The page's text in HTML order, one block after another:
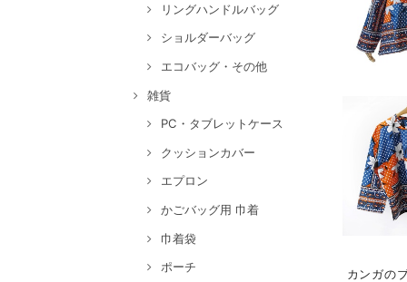
リングハンドルバッグ
ショルダーバッグ
エコバッグ・その他
雑貨
PC・タブレットケース
クッションカバー
エプロン
かごバッグ用 巾着
巾着袋
ポーチ
カンガの